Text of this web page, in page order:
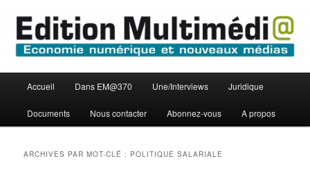
contenu
principal
contenu
secondaire
Edition Multimédi@
principal
Accueil Dans EM@370 Une/Interviews Juridique
Documents Nous contacter Abonnez-vous A propos
ARCHIVES PAR MOT-CLÉ : POLITIQUE SALARIALE